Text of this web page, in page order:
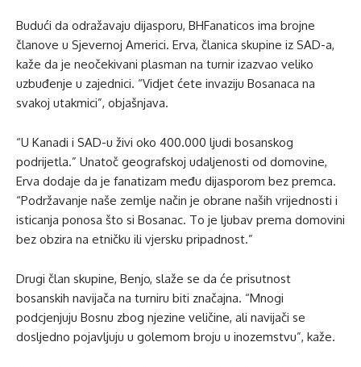
Budući da odražavaju dijasporu, BHFanaticos ima brojne
članove u Sjevernoj Americi. Erva, članica skupine iz SAD-a,
kaže da je neočekivani plasman na turnir izazvao veliko
uzbuđenje u zajednici. “Vidjet ćete invaziju Bosanaca na
svakoj utakmici”, objašnjava.
“U Kanadi i SAD-u živi oko 400.000 ljudi bosanskog
podrijetla.” Unatoč geografskoj udaljenosti od domovine,
Erva dodaje da je fanatizam među dijasporom bez premca.
“Podržavanje naše zemlje način je obrane naših vrijednosti i
isticanja ponosa što si Bosanac. To je ljubav prema domovini
bez obzira na etničku ili vjersku pripadnost.”
Drugi član skupine, Benjo, slaže se da će prisutnost
bosanskih navijača na turniru biti značajna. “Mnogi
podcjenjuju Bosnu zbog njezine veličine, ali navijači se
dosljedno pojavljuju u golemom broju u inozemstvu”, kaže.